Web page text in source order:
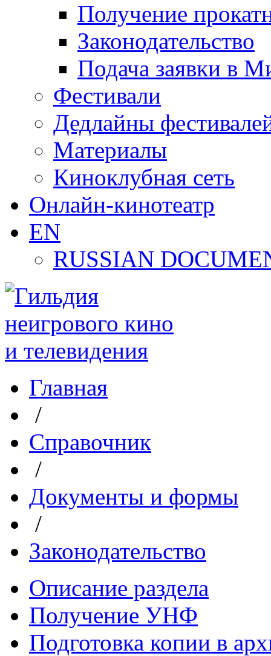
Получение
Законодательство
Подача заявки в
Фестивали
Дедлайны
Материалы
Киноклубная сеть
Онлайн-кинотеатр
EN
RUSSIAN
Главная
/
Справочник
/
Документы и формы
/
Законодательство
Описание раздела
Получение УНФ
Подготовка копии в